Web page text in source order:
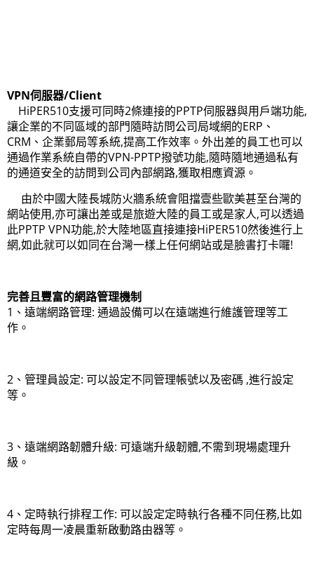
VPN伺服器/Client
HiPER510支援可同時2條連接的PPTP伺服器與用戶端功能,
讓企業的不同區域的部門隨時訪問公司局域網的ERP、
CRM、企業郵局等系統,提高工作效率。外出差的員工也可以
通過作業系統自帶的VPN-PPTP撥號功能,隨時隨地通過私有
的通道安全的訪問到公司內部網路,獲取相應資源。
由於中國大陸長城防火牆系統會阻擋壹些歐美甚至台灣的
網站使用,亦可讓出差或是旅遊大陸的員工或是家人,可以透過
此PPTP VPN功能,於大陸地區直接連接HiPER510然後進行上
網,如此就可以如同在台灣一樣上任何網站或是臉書打卡囉!
完善且豐富的網路管理機制
1、遠端網路管理: 通過設備可以在遠端進行維護管理等工
作。
2、管理員設定: 可以設定不同管理帳號以及密碼 ,進行設定
等。
3、遠端網路韌體升級: 可遠端升級韌體,不需到現場處理升
級。
4、定時執行排程工作: 可以設定定時執行各種不同任務,比如
定時每周一凌晨重新啟動路由器等。